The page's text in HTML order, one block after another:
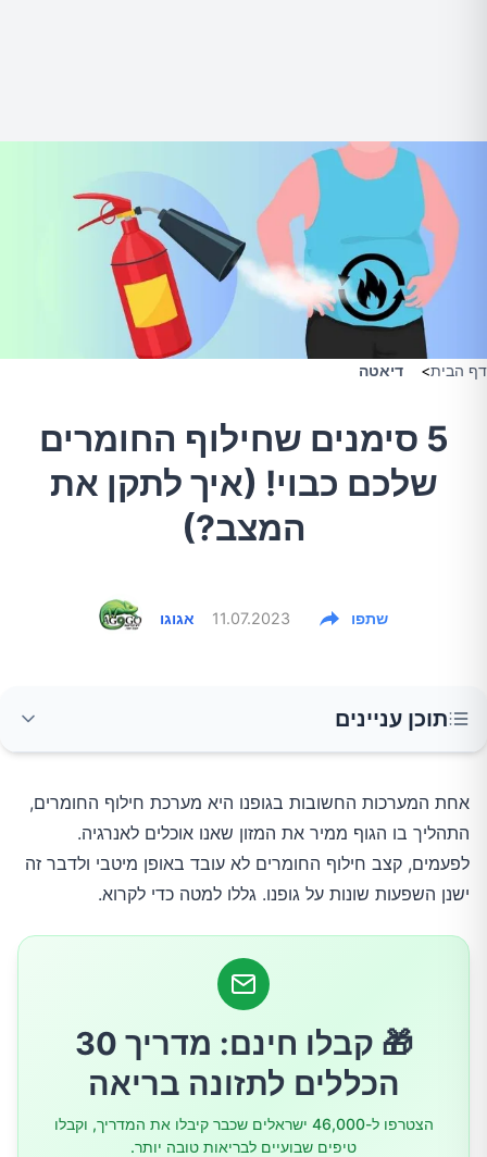
דף הבית> דיאטה
5 סימנים שחילוף החומרים
שלכם כבוי! (איך לתקן את
המצב?)
אגוגו 11.07.2023 שתפו
תוכן עניינים
1.עלייה בלתי מוסברת במשקל
2.עייפות מתמדת
איך לשפר את חילוף החומרים
אחת המערכות החשובות בגופנו היא מערכת חילוף החומרים,
התהליך בו הגוף ממיר את המזון שאנו אוכלים לאנרגיה.
לפעמים, קצב חילוף החומרים לא עובד באופן מיטבי ולדבר זה
ישנן השפעות שונות על גופנו. גללו למטה כדי לקרוא.
🎁 קבלו חינם: מדריך 30
הכללים לתזונה בריאה
הצטרפו ל-46,000 ישראלים שכבר קיבלו את המדריך, וקבלו
טיפים שבועיים לבריאות טובה יותר.